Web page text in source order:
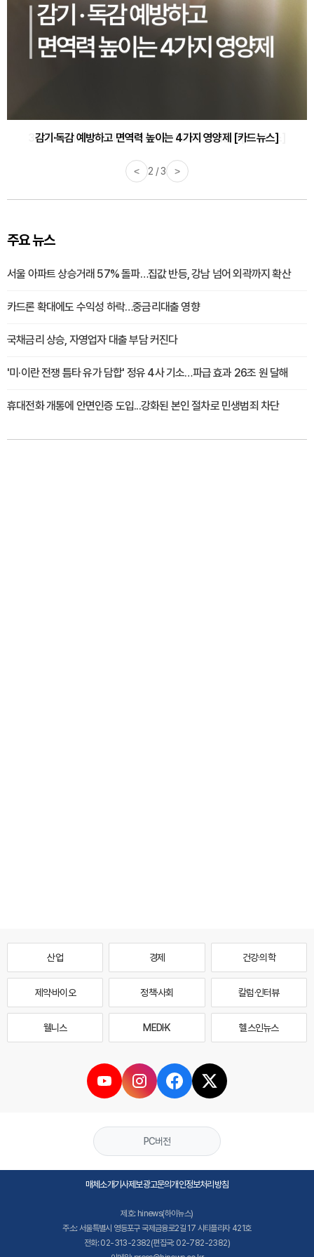
감기·독감 예방하고 면역력 높이는 4가지 영양제 [카드뉴스]
< 3 / 3 >
주요 뉴스
서울 아파트 상승거래 57% 돌파…집값 반등, 강남 넘어 외곽까지 확산
카드론 확대에도 수익성 하락…중금리대출 영향
국채금리 상승, 자영업자 대출 부담 커진다
'미·이란 전쟁 틈타 유가 담합' 정유 4사 기소…파급 효과 26조 원 달해
휴대전화 개통에 안면인증 도입...강화된 본인 절차로 민생범죄 차단
산업 경제 건강·의학
제약·바이오 정책·사회 칼럼·인터뷰
웰니스 MEDI·K 헬스인뉴스
PC버전
매체소개기사제보광고문의개인정보처리방침
제호: hinews(하이뉴스)
주소: 서울특별시 영등포구 국제금융로2길 17 시티플라자 421호
전화: 02-313-2382(편집국: 02-782-2382)